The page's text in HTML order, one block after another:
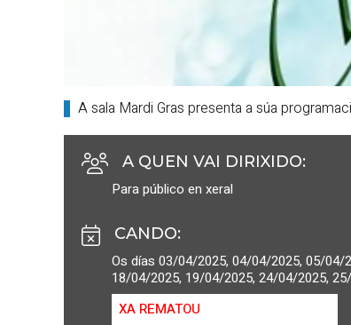
A sala Mardi Gras presenta a súa
A QUEN VAI DIRIXIDO:
Para público en xeral
CANDO:
Os días 03/04/2025, 04/04/2025, 05/
18/04/2025, 19/04/2025, 24/04/2025,
XA REMATOU